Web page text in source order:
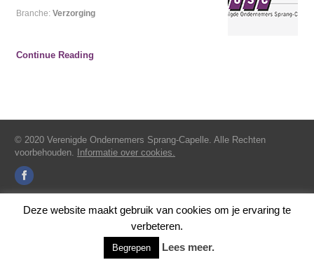
Branche: Verzorging
Continue Reading
© 2020 Verenigde Ondernemers Sprang-Capelle. Alle Rechten
voorbehouden.
Informatie over cookies.
Deze website maakt gebruik van cookies om je ervaring te
verbeteren.
Begrepen Lees meer.